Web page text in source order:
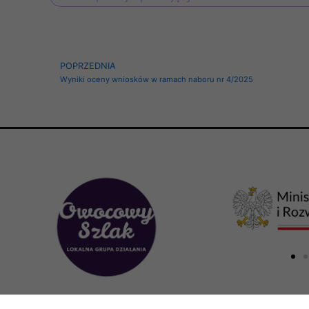
POPRZEDNIA
Wyniki oceny wniosków w ramach naboru nr 4/2025